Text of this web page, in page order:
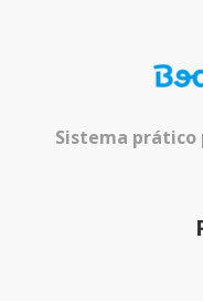
Sistema prático